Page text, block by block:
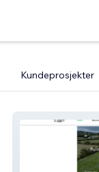
Kundeprosjekter